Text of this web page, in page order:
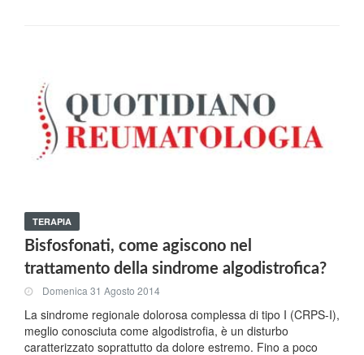
TERAPIA
Bisfosfonati, come agiscono nel
trattamento della sindrome algodistrofica?
Domenica 31 Agosto 2014
La sindrome regionale dolorosa complessa di tipo I (CRPS-I),
meglio conosciuta come algodistrofia, è un disturbo
caratterizzato soprattutto da dolore estremo. Fino a poco